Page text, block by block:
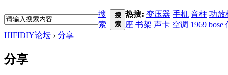
搜
索
搜
索
热搜: 变压器 手机 音柱 功放
座 书架 声卡 空调 1969 bose
HIFIDIY论坛 › 分享
分享